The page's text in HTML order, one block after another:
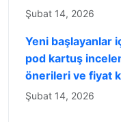
Şubat 14, 2026
Yeni başlayanlar
pod kartuş
önerileri ve fiyat
Şubat 14, 2026